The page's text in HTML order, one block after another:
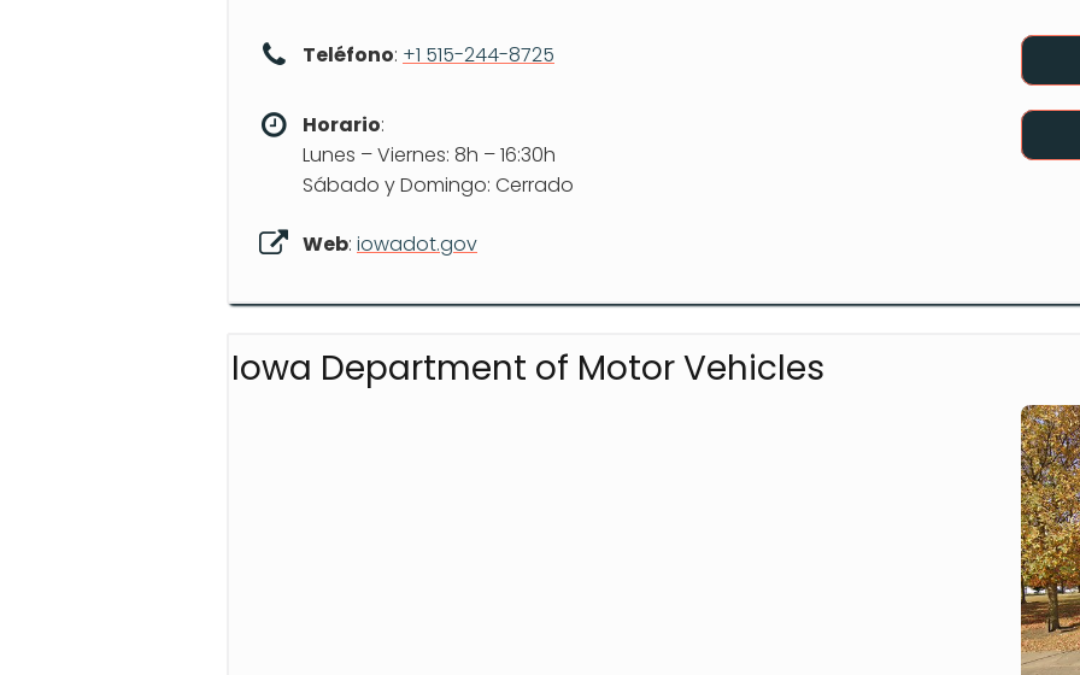
Teléfono: +1 515-244-8725
Horario:
Lunes – Viernes: 8h – 16:30h
Sábado y Domingo: Cerrado
Web: iowadot.gov
Iowa Department of Motor Vehicles